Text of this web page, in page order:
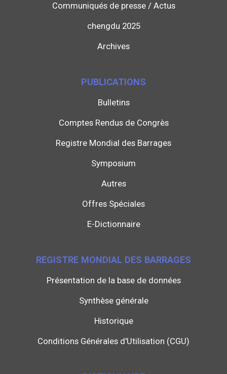
Communiqués de presse / Actus
chengdu 2025
Archives
PUBLICATIONS
Bulletins
Comptes Rendus de Congrès
Registre Mondial des Barrages
Symposium
Autres
Offres Spéciales
E-Dictionnaire
REGISTRE MONDIAL DES BARRAGES
Présentation de la base de données
Synthèse générale
Historique
Conditions Générales d'Utilisation (CGU)